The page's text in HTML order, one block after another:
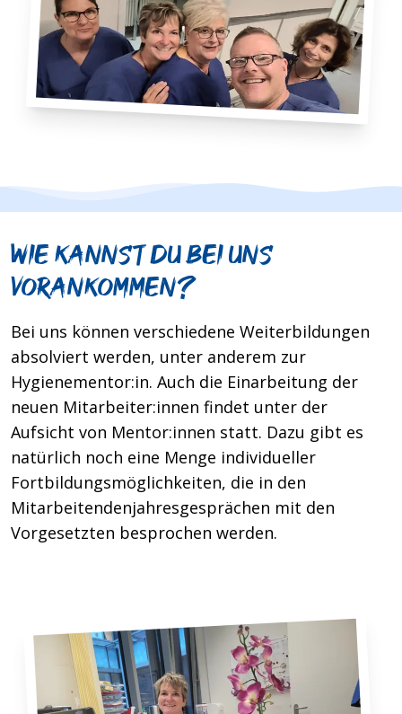
Wie kannst du bei uns
vorankommen?
Bei uns können verschiedene Weiterbildungen
absolviert werden, unter anderem zur
Hygienementor:in. Auch die Einarbeitung der
neuen Mitarbeiter:innen findet unter der
Aufsicht von Mentor:innen statt. Dazu gibt es
natürlich noch eine Menge individueller
Fortbildungsmöglichkeiten, die in den
Mitarbeitendenjahresgesprächen mit den
Vorgesetzten besprochen werden.